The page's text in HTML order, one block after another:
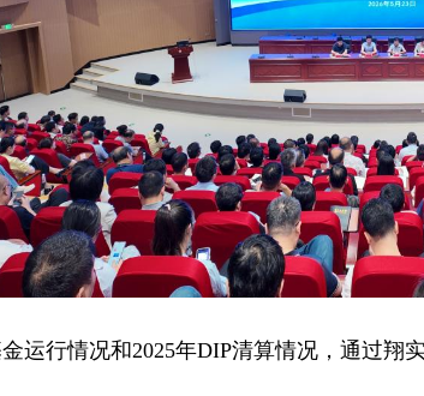
运行情况和2025年DIP清算情况，通过